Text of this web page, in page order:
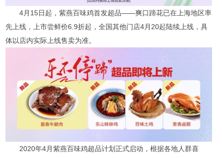
4月15日起，紫燕百味鸡首发超品——爽口蹄花已在上海地区率
先上线，上市尝鲜价6.9折起，全国其他门店4月20起陆续上线，具
体以店内实际上线售卖为准。
2020年4月紫燕百味鸡超品计划正式启动，根据各地人群喜